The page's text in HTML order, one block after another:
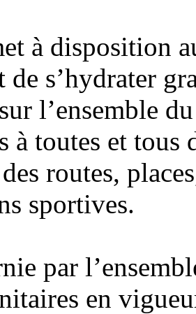
à disposition
de s’hydrater
l’ensemble
à toutes et
routes,
sportives.
par
en